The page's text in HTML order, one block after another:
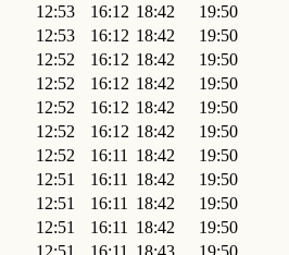
12:53 16:12 18:42
19:50
12:53 16:12 18:42
19:50
12:52 16:12 18:42
19:50
12:52 16:12 18:42
19:50
12:52 16:12 18:42
19:50
12:52 16:12 18:42
19:50
12:52 16:11 18:42
19:50
12:51 16:11 18:42
19:50
12:51 16:11 18:42
19:50
12:51 16:11 18:42
19:50
12:51 16:11 18:43
19:50